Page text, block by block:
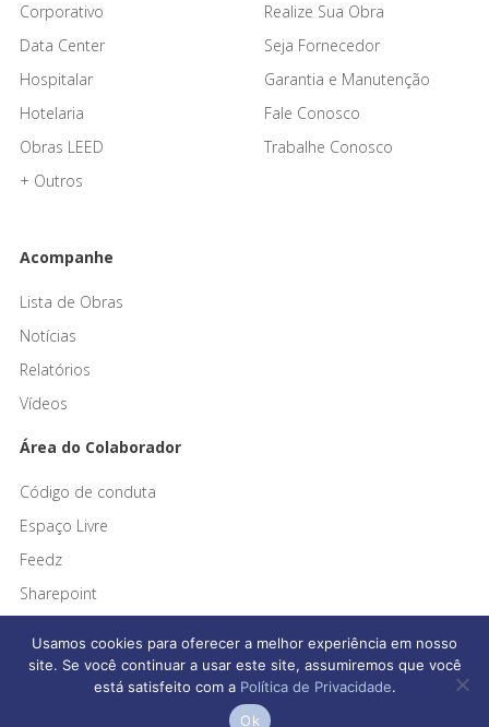
Corporativo
Data Center
Hospitalar
Hotelaria
Obras LEED
+ Outros
Realize Sua Obra
Seja Fornecedor
Garantia e Manutenção
Fale Conosco
Trabalhe Conosco
Acompanhe
Lista de Obras
Notícias
Relatórios
Vídeos
Área do Colaborador
Código de conduta
Espaço Livre
Feedz
Sharepoint
Afonso França Engenharia © 2026 Todos os direitos reservados
Usamos cookies para oferecer a melhor experiência em nosso
site. Se você continuar a usar este site, assumiremos que você
está satisfeito com a Política de Privacidade.
Ok